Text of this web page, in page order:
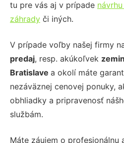
tu pre vás aj v prípade
záhrady či iných.
V prípade voľby našej firmy
predaj, resp. akúkoľvek
Bratislave a okolí máte
nezáväznej cenovej ponuky,
obhliadky a pripravenosť
službám.
Máte záujem o profesionálnu